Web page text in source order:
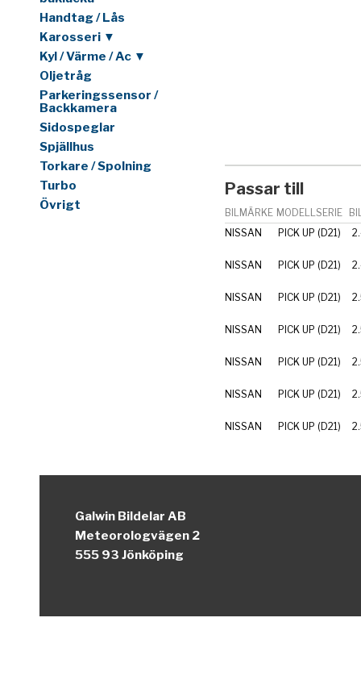
Handtag / Lås
Karosseri ▼
Kyl / Värme / Ac ▼
Oljetråg
Parkeringssensor /
Backkamera
Sidospeglar
Spjällhus
Torkare / Spolning
Turbo
Övrigt
Passar till
BILMÄRKE MODELLSERIE
NISSAN
PICK UP (D21)
NISSAN PICK UP (D21)
NISSAN PICK UP (D21)
NISSAN PICK UP (D21)
NISSAN PICK UP (D21)
NISSAN PICK UP (D21)
NISSAN PICK UP (D21)
Galwin Bildelar AB
Meteorologvägen 2
555 93 Jönköping